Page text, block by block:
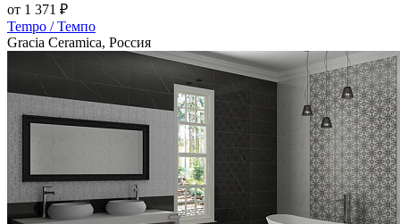
от 1 371 ₽
Tempo / Темпо
Gracia Ceramica, Россия